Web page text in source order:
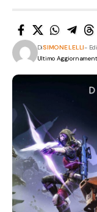
Ultimo
DiSIMONE LELLI-